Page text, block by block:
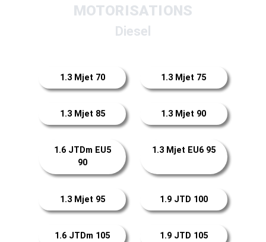
MOTORISATIONS
Diesel
1.3 Mjet 70 1.3 Mjet 75
1.3 Mjet 85 1.3 Mjet 90
1.6 JTDm EU5
90
1.3 Mjet EU6 95
1.3 Mjet 95 1.9 JTD 100
1.6 JTDm 105 1.9 JTD 105